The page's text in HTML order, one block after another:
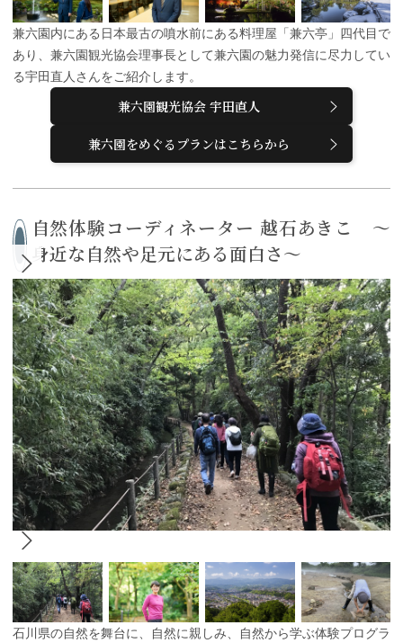
兼六園内にある日本最古の噴水前にある料理屋「兼六亭」四代目で
あり、兼六園観光協会理事長として兼六園の魅力発信に尽力してい
る宇田直人さんをご紹介します。
兼六園観光協会 宇田直人
兼六園をめぐるプランはこちらから
自然体験コーディネーター 越石あきこ ～
身近な自然や足元にある面白さ～
石川県の自然を舞台に、自然に親しみ、自然から学ぶ体験プログラ